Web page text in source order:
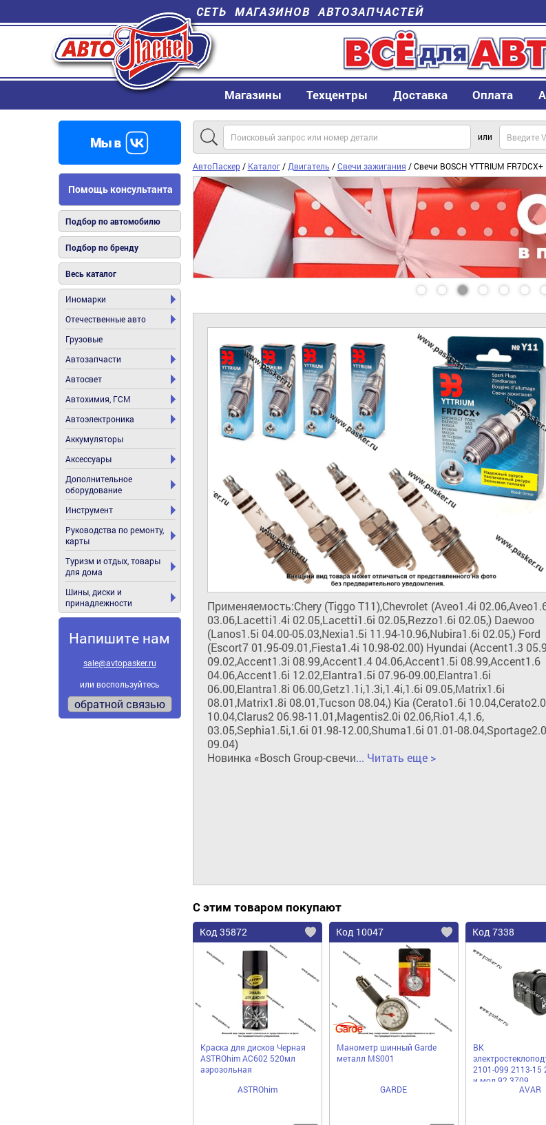
СЕТЬ МАГАЗИНОВ АВТОЗАПЧАСТЕЙ
Магазины Техцентры Доставка Оплата
Помощь консультанта
Подбор по автомобилю
Подбор по бренду
Весь каталог
Иномарки
Отечественные авто
Грузовые
Автозапчасти
Автосвет
Автохимия, ГСМ
Автоэлектроника
Аккумуляторы
Аксессуары
Дополнительное
оборудование
Инструмент
Руководства по ремонту,
карты
Туризм и отдых, товары
для дома
Шины, диски и
принадлежности
Напишите нам
sale@avtopasker.ru
или воспользуйтесь
обратной связью
или
АвтоПаскер/ Каталог/ Двигатель /Свечи зажигания / Свечи BOSCH YTTRIUM
Применяемость:Chery (Tiggo T11),Chevrolet (Aveo1.4i
03.06,Lacetti1.4i 02.05,Lacetti1.6i 02.05,Rezzo1.6i 02.05,) Daewoo
(Lanos1.5i 04.00-05.03,Nexia1.5i 11.94-10.96,Nubira1.6i 02.05,) Ford
(Escort7 01.95-09.01,Fiesta1.4i 10.98-02.00) Hyundai (Accent1.3
09.02,Accent1.3i 08.99,Accent1.4 04.06,Accent1.5i 08.99,Accent1.6
04.06,Accent1.6i 12.02,Elantra1.5i 07.96-09.00,Elantra1.6i
06.00,Elantra1.8i 06.00,Getz1.1i,1.3i,1.4i,1.6i 09.05,Matrix1.6i
08.01,Matrix1.8i 08.01,Tucson 08.04,) Kia (Cerato1.6i 10.04,Cerato2.0
10.04,Clarus2 06.98-11.01,Magentis2.0i 02.06,Rio1.4,1.6,
03.05,Sephia1.5i,1.6i 01.98-12.00,Shuma1.6i 01.01-
09.04)
Новинка «Bosch Group-свечи... Читать еще >
С этим товаром покупают
Код 35872
Краска для дисков Черная
ASTROhim AC602 520мл
аэрозольная
ASTROhim
Код 10047
Манометр шинный Garde
металл MS001
GARDE
Код 7338
ВК
2101-099 2113-15
и мод 92.3709
AVAR